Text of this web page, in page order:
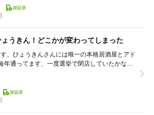
うきん！どこかが変わってしまった
、ひょうきんさんには唯一の本格居酒屋とアド
年通ってます、一度選挙で閉店していたかな？